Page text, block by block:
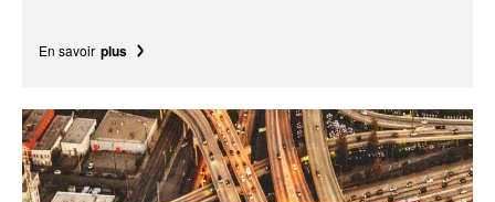
En savoir plus